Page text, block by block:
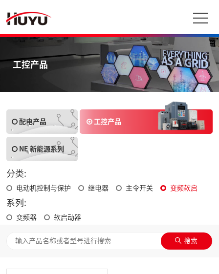
工控产品
配电产品 工控产品
NE 新能源系列
分类:
电动机控制与保护 继电器 主令开关 变频软启
系列:
变频器 软启动器